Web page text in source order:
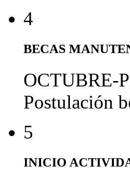
4
BECAS
OCTUBRE-
Postulación
5
INICIO